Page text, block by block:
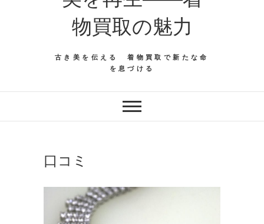
物買取の魅力
古き美を伝える 着物買取で新たな命
を息づける
口コミ